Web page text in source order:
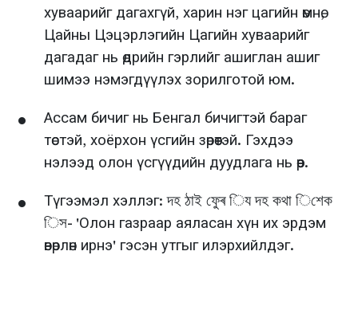
хуваарийг дагахгүй, харин нэг цагийн өмнө,
Цайны Цэцэрлэгийн Цагийн хуваарийг
дагадаг нь өдрийн гэрлийг ашиглан ашиг
шимээ нэмэгдүүлэх зорилготой юм.
Ассам бичиг нь Бенгал бичигтэй бараг
төстэй, хоёрхон үсгийн зөрөөтэй. Гэхдээ
нэлээд олон үсгүүдийн дуудлага нь өөр.
Түгээмэл хэллэг: দহ ঠাই ফুেৰ িয দহ কথা িশেক
িস- 'Олон газраар аяласан хүн их эрдэм
өвөрлөн ирнэ' гэсэн утгыг илэрхийлдэг.